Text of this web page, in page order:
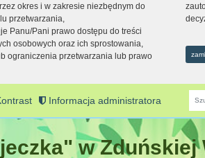
okres i w zakresie niezbędnym do
przetwarzania,
Panu/Pani prawo dostępu do treści
osobowych oraz ich sprostowania,
ograniczenia przetwarzania lub prawo
Informacja administratora
w Zduńskiej